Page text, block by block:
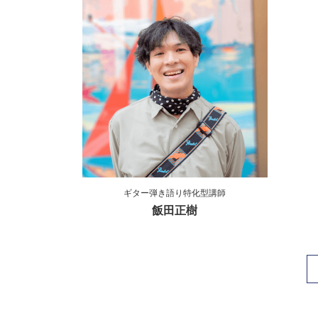
ギター弾き語り特化型講師
飯田正樹